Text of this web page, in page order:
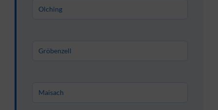
Olching
Gröbenzell
Maisach